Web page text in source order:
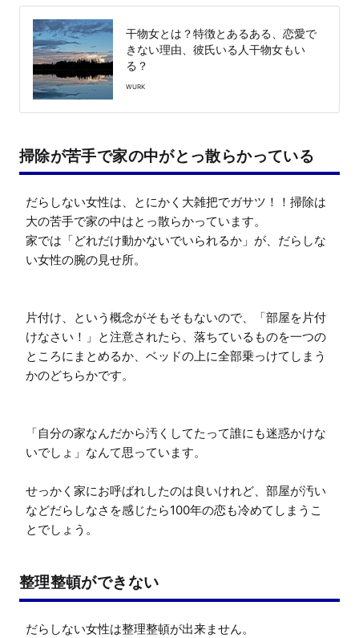
干物女とは？特徴とあるある、恋愛で
きない理由、彼氏いる人干物女もい
る？
WURK
掃除が苦手で家の中がとっ散らかっている
だらしない女性は、とにかく大雑把でガサツ！！掃除は
大の苦手で家の中はとっ散らかっています。
家では「どれだけ動かないでいられるか」が、だらしな
い女性の腕の見せ所。
片付け、という概念がそもそもないので、「部屋を片付
けなさい！」と注意されたら、落ちているものを一つの
ところにまとめるか、ベッドの上に全部乗っけてしまう
かのどちらかです。
「自分の家なんだから汚くしてたって誰にも迷惑かけな
いでしょ」なんて思っています。
せっかく家にお呼ばれしたのは良いけれど、部屋が汚い
などだらしなさを感じたら100年の恋も冷めてしまうこ
とでしょう。
整理整頓ができない
だらしない女性は整理整頓が出来ません。